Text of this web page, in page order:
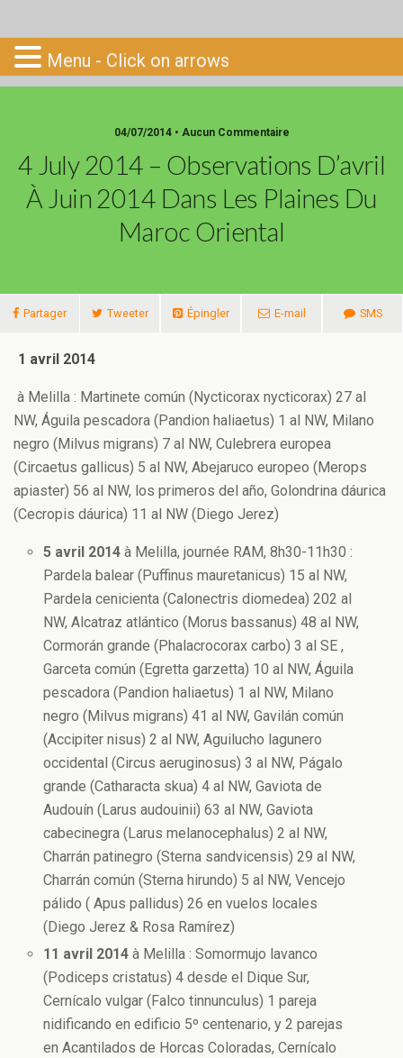
Go-South
04/07/2014 • Aucun Commentaire
4 July 2014 – Observations D’avril
À Juin 2014 Dans Les Plaines Du
Maroc Oriental
Partager Tweeter Épingler E-mail SMS
1 avril 2014
à Melilla : Martinete común (Nycticorax nycticorax) 27 al
NW, Águila pescadora (Pandion haliaetus) 1 al NW, Milano
negro (Milvus migrans) 7 al NW, Culebrera europea
(Circaetus gallicus) 5 al NW, Abejaruco europeo (Merops
apiaster) 56 al NW, los primeros del año, Golondrina dáurica
(Cecropis dáurica) 11 al NW (Diego Jerez)
5 avril 2014 à Melilla, journée RAM, 8h30-11h30 :
Pardela balear (Puffinus mauretanicus) 15 al NW,
Pardela cenicienta (Calonectris diomedea) 202 al
NW, Alcatraz atlántico (Morus bassanus) 48 al NW,
Cormorán grande (Phalacrocorax carbo) 3 al SE ,
Garceta común (Egretta garzetta) 10 al NW, Águila
pescadora (Pandion haliaetus) 1 al NW, Milano
negro (Milvus migrans) 41 al NW, Gavilán común
(Accipiter nisus) 2 al NW, Aguilucho lagunero
occidental (Circus aeruginosus) 3 al NW, Págalo
grande (Catharacta skua) 4 al NW, Gaviota de
Audouín (Larus audouinii) 63 al NW, Gaviota
cabecinegra (Larus melanocephalus) 2 al NW,
Charrán patinegro (Sterna sandvicensis) 29 al NW,
Charrán común (Sterna hirundo) 5 al NW, Vencejo
pálido ( Apus pallidus) 26 en vuelos locales
(Diego Jerez & Rosa Ramírez)
11 avril 2014 à Melilla : Somormujo lavanco
(Podiceps cristatus) 4 desde el Dique Sur,
Cernícalo vulgar (Falco tinnunculus) 1 pareja
nidificando en edificio 5º centenario, y 2 parejas
en Acantilados de Horcas Coloradas, Cernícalo
Menu - Click on arrows